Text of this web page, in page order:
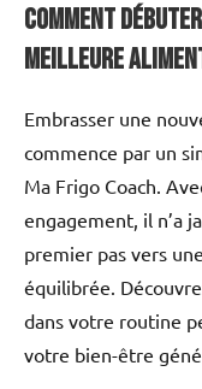
Comment
meilleure
Embrasser une
commence par un
Ma Frigo Coach.
engagement, il n’a
premier pas vers
équilibrée.
dans votre routine
votre bien-être